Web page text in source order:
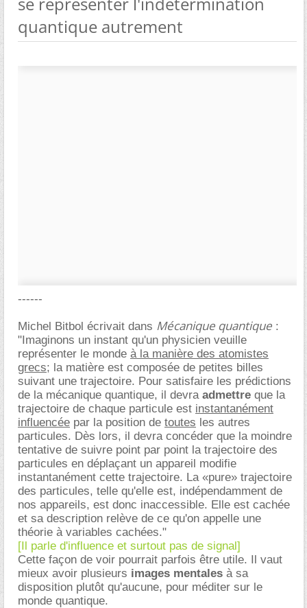
quantique autrement
------
Michel Bitbol écrivait dans Mécanique quantique :
"Imaginons un instant qu'un physicien veuille
représenter le monde à la manière des atomistes
grecs; la matière est composée de petites billes
suivant une trajectoire. Pour satisfaire les prédictions
de la mécanique quantique, il devra admettre que la
trajectoire de chaque particule est instantanément
influencée par la position de toutes les autres
particules. Dès lors, il devra concéder que la moindre
tentative de suivre point par point la trajectoire des
particules en déplaçant un appareil modifie
instantanément cette trajectoire. La «pure» trajectoire
des particules, telle qu'elle est, indépendamment de
nos appareils, est donc inaccessible. Elle est cachée
et sa description relève de ce qu'on appelle une
théorie à variables cachées."
[Il parle d'influence et surtout pas de signal]
Cette façon de voir pourrait parfois être utile. Il vaut
mieux avoir plusieurs images mentales à sa
disposition plutôt qu'aucune, pour méditer sur le
monde quantique.